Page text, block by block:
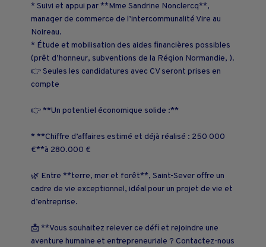
* Suivi et appui par **Mme Sandrine Nonclercq**,
manager de commerce de l’intercommunalité Vire au
Noireau.
* Étude et mobilisation des aides financières possibles
(prêt d’honneur, subventions de la Région Normandie, ).
👉 Seules les candidatures avec CV seront prises en
compte
👉 **Un potentiel économique solide :**
* **Chiffre d’affaires estimé et déjà réalisé : 250 000
€**à 280.000 €
🌿 Entre **terre, mer et forêt**, Saint-Sever offre un
cadre de vie exceptionnel, idéal pour un projet de vie et
d’entreprise.
📩 **Vous souhaitez relever ce défi et rejoindre une
aventure humaine et entrepreneuriale ? Contactez-nous